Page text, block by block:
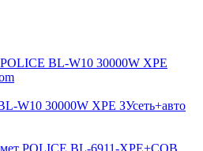
W10 30000W XPE ЗУсеть+авто